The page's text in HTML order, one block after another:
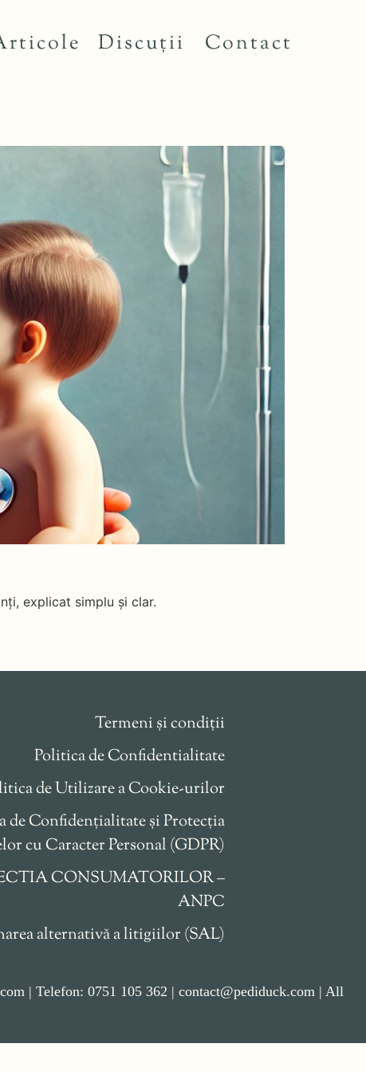
Discuții Contact
explicat simplu și clar.
Termeni și condiții
Politica de Confidentialitate
de Utilizare a Cookie-urilor
de Confidențialitate și Protecția
cu Caracter Personal (GDPR)
CONSUMATORILOR –
ANPC
alternativă a litigiilor (SAL)
| Telefon: 0751 105 362 | contact@pediduck.com | All